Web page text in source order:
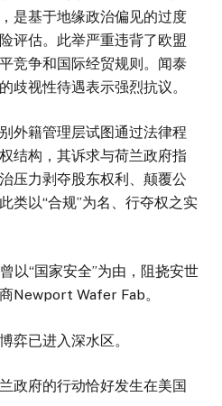
是基于地缘政治偏见的过度
评估。此举严重违背了欧盟
竞争和国际经贸规则。闻泰
歧视性待遇表示强烈抗议。
外籍管理层试图通过法律程
结构，其诉求与荷兰政府指
压力剥夺股东权利、颠覆公
类以“合规”为名、行夺权之实
以“国家安全”为由，阻挠安世
Newport Wafer Fab。
弈已进入深水区。
政府的行动恰好发生在美国